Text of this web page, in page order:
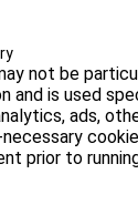
not be
and is used
ads,
prior to